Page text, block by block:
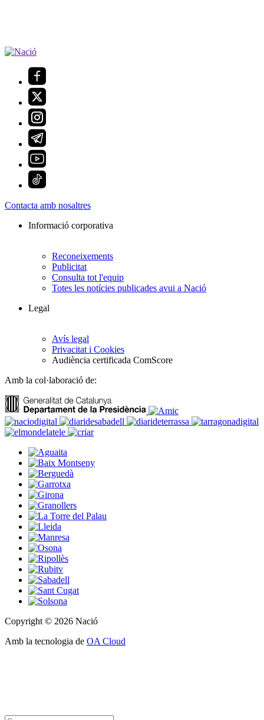
Contacta amb nosaltres
Informació corporativa
Reconeixements
Publicitat
Consulta tot l'equip
Totes les notícies publicades avui a Nació
Legal
Avís legal
Privacitat i Cookies
Audiència certificada ComScore
Amb la col·laboració de:
Copyright © 2026 Nació
Amb la tecnologia de OA Cloud